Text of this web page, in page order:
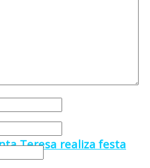
quinta-feira
Teresa realiza festa